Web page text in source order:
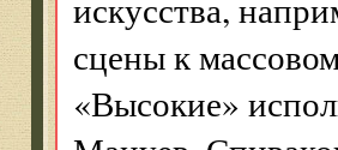
сцены к
«Высокие»